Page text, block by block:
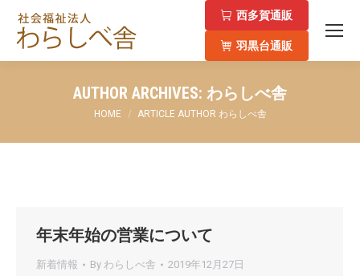
西多賀通販
羽黒台通販
AUTHOR ARCHIVES: わらしべ舎
You are here:
HOME ARTICLE AUTHOR わらしべ舎
年末年始の営業について
新着情報 By わらしべ舎 2019年12月27日